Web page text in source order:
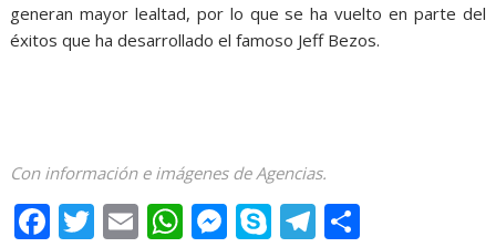
generan mayor lealtad, por lo que se ha vuelto en parte del
éxitos que ha desarrollado el famoso Jeff Bezos.
Con información e imágenes de Agencias.
F T E W M S T